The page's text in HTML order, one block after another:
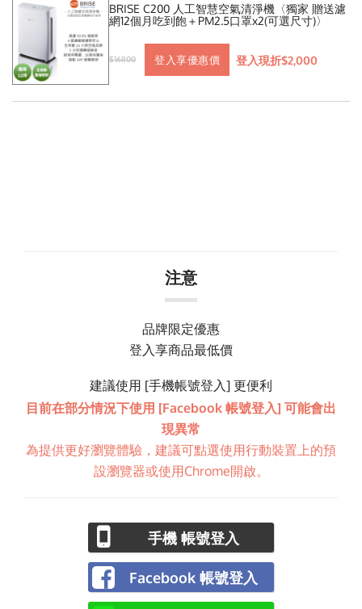
BRISE C200 人工智慧空氣清淨機〈獨家 贈送濾
網12個月吃到飽＋PM2.5口罩x2(可選尺寸)〉
$16800 登入享優惠價 登入現折$2,000
注意
品牌限定優惠
登入享商品最低價
建議使用 [手機帳號登入] 更便利
目前在部分情況下使用 [Facebook 帳號登入] 可能會出
現異常
為提供更好瀏覽體驗，建議可點選使用行動裝置上的預
設瀏覽器或使用Chrome開啟。
手機 帳號登入
Facebook 帳號登入